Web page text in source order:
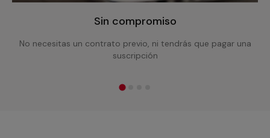
Sin compromiso
No necesitas un contrato previo, ni tendrás que pagar una
suscripción